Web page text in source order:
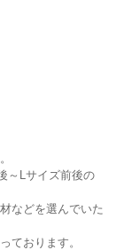
～Lサイズ前後の
などを選んでいた
ております。